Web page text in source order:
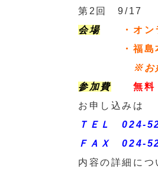
第2回 9/17
会場 ・オンラ
・福島本店
※お
参加費 無料
お申し込みは
ＴＥＬ 024-
ＦＡＸ 024-
内容の詳細につ